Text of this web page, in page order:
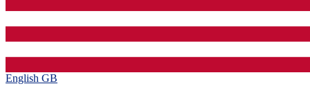
English GB‎